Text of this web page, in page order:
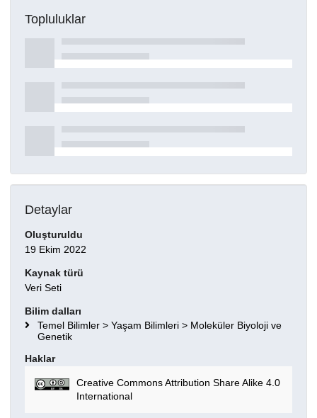
Topluluklar
Detaylar
Oluşturuldu
19 Ekim 2022
Kaynak türü
Veri Seti
Bilim dalları
Temel Bilimler > Yaşam Bilimleri > Moleküler Biyoloji ve
Genetik
Haklar
Creative Commons Attribution Share Alike 4.0
International